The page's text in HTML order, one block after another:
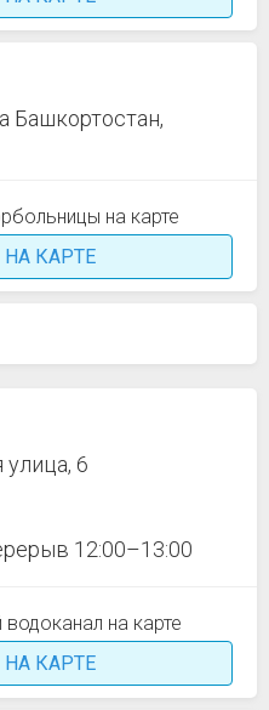
Башкортостан,
КАРТЕ
6
12:00–13:00
КАРТЕ